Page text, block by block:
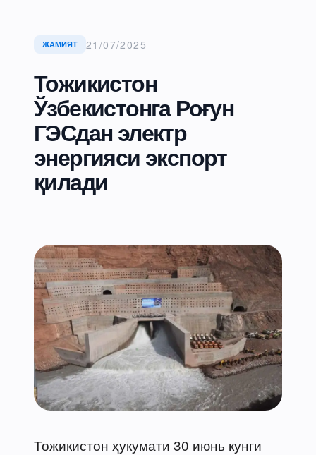
ЖАМИЯТ 21/07/2025
Тожикистон
Ўзбекистонга Роғун
ГЭСдан электр
энергияси экспорт
қилади
Тожикистон ҳукумати 30 июнь кунги